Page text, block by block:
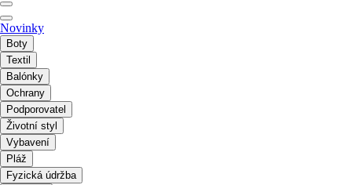
Novinky
Boty
Textil
Balónky
Ochrany
Podporovatel
Životní styl
Vybavení
Pláž
Fyzická údržba